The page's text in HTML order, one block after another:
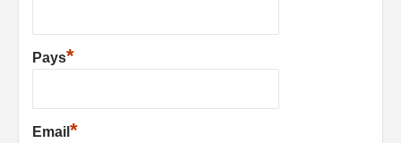
Pays*
Email *